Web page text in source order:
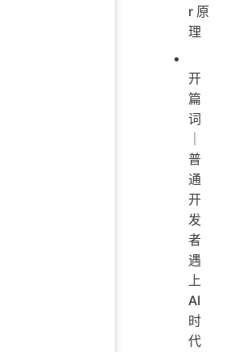
r 原
理
开
篇
词
普
通
开
发
者
遇
上
AI
时
代